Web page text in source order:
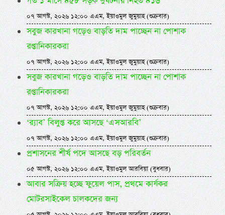
০৭ আগস্ট, ২০২৬ ১২:০০ এএম, ইয়াওমুল জুমুয়াহ (শুক্রবার)
সবুজ কারখানা গড়েও বাড়তি দাম পাচ্ছেন না পোশাক
রপ্তানিকারকরা
০৭ আগস্ট, ২০২৬ ১২:০০ এএম, ইয়াওমুল জুমুয়াহ (শুক্রবার)
সবুজ কারখানা গড়েও বাড়তি দাম পাচ্ছেন না পোশাক
রপ্তানিকারকরা
০৭ আগস্ট, ২০২৬ ১২:০০ এএম, ইয়াওমুল জুমুয়াহ (শুক্রবার)
‘র‍্যাব’ বিলুপ্ত করে আসছে ‘এসআরবি’
০৭ আগস্ট, ২০২৬ ১২:০০ এএম, ইয়াওমুল জুমুয়াহ (শুক্রবার)
প্রশাসনের শীর্ষ পদে আসছে বড় পরিবর্তন
০৫ আগস্ট, ২০২৬ ১২:০০ এএম, ইয়াওমুল আরবিয়া (বুধবার)
আবার সক্রিয় হচ্ছে ফুয়েল পাস, প্রথমে কার্যকর
মোটরসাইকেল চালকদের জন্য